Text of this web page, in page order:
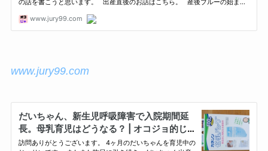
www.jury99.com